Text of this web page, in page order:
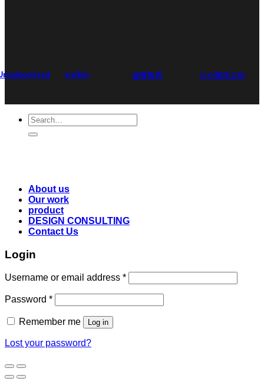
visible 글램핑존 시스템파고라
Search
for:
About us
Our work
product
DESIGN CONSULTING
Contact Us
Login
Username or email address *
Password *
Remember me Log in
Lost your password?